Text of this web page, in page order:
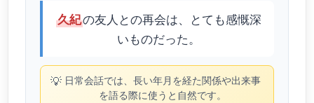
久紀の友人との再会は、とても感慨深
いものだった。
💡 日常会話では、長い年月を経た関係や出来事
を語る際に使うと自然です。